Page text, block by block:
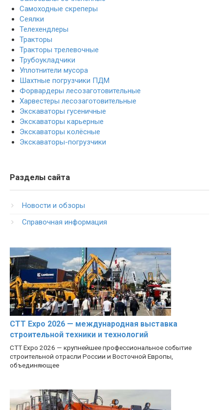
Самоходные скреперы
Сеялки
Телехендлеры
Тракторы
Тракторы трелевочные
Трубоукладчики
Уплотнители мусора
Шахтные погрузчики ПДМ
Форвардеры лесозаготовительные
Харвестеры лесозаготовительные
Экскаваторы гусеничные
Экскаваторы карьерные
Экскаваторы колёсные
Экскаваторы-погрузчики
Разделы сайта
Новости и обзоры
Справочная информация
CTT Expo 2026 — международная выставка
строительной техники и технологий
CTT Expo 2026 — крупнейшее профессиональное событие
строительной отрасли России и Восточной Европы,
объединяющее